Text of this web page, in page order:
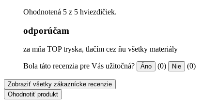
Ohodnotená 5 z 5 hviezdičiek.
odporúčam
za mňa TOP tryska, tlačím cez ňu všetky materiály
Bola táto recenzia pre Vás užitočná? Áno (0) Nie (0)
Zobraziť všetky zákaznícke recenzie
Ohodnotiť produkt